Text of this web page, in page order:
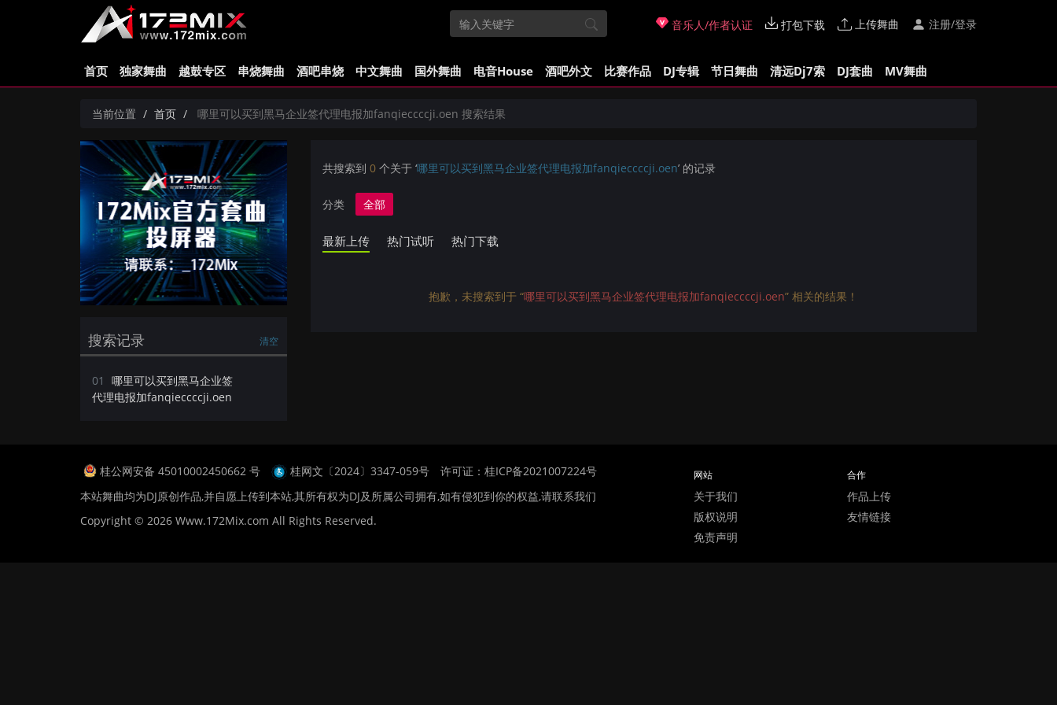
音乐人/作者认证 打包下载 上传舞曲 注册/登录
首页 独家舞曲 越鼓专区 串烧舞曲 酒吧串烧 中文舞曲 国外舞曲 电音House 酒吧外文 比赛作品 DJ专辑 节日舞曲 清远Dj7索 DJ套曲 MV舞曲
当前位置 首页 哪里可以买到黑马企业签代理电报加fanqieccccji.oen 搜索结果
搜索记录 清空
01
哪里可以买到黑马企业签
代理电报加fanqieccccji.oen
共搜索到 0个关于 ‘哪里可以买到黑马企业签代理电报加fanqieccccji.oen’ 的记录
分类 全部
最新上传 热门试听 热门下载
抱歉，未搜索到于 “哪里可以买到黑马企业签代理电报加fanqieccccji.oen” 相关的结果！
桂公网安备 45010002450662 号 桂网文〔2024〕3347-059号
许可证：桂ICP备2021007224号
本站舞曲均为DJ原创作品,并自愿上传到本站,其所有权为DJ及所属公司拥有,如有侵犯到你的权益,请联系我们
Copyright © 2026 Www.172Mix.com All Rights Reserved.
网站
关于我们
版权说明
免责声明
合作
作品上传
友情链接